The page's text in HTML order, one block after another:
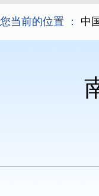
您当前的位置 ： 中